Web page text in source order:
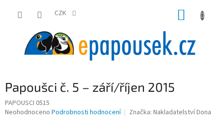
CZK
Papoušci č. 5 – září/říjen 2015
PAPOUSCI 0515
Průměrné
Neohodnoceno Podrobnosti hodnocení Značka: Nakladatelství Dona